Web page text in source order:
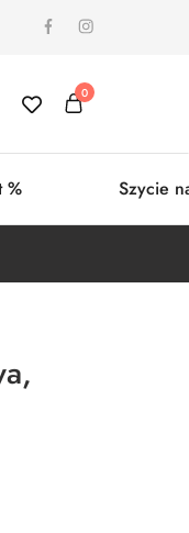
0
% Szycie